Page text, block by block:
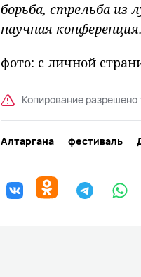
борьба, стрельба из
научная конференция.
фото: с личной
Копирование разрешено
Алтаргана фестиваль